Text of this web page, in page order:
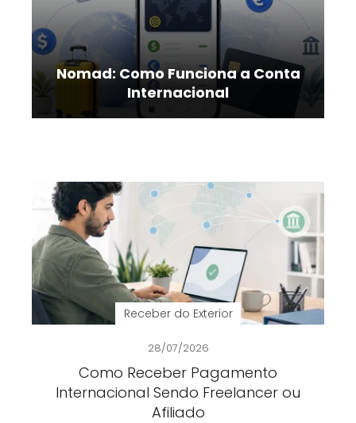
Nomad: Como Funciona a Conta
Internacional
Receber do Exterior
28/07/2026
Como Receber Pagamento
Internacional Sendo Freelancer ou
Afiliado